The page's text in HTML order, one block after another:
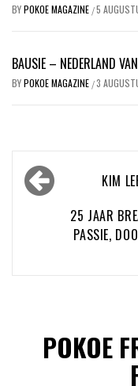
BYPOKOE MAGAZINE /5
BAUSIE – NEDERLAND
BYPOKOE MAGAZINE /3
Bericht
navigatie
KIM
25 JAAR
PASSIE,
POKOE